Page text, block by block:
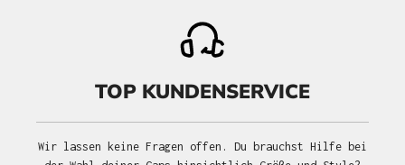
TOP KUNDENSERVICE
Wir lassen keine Fragen offen. Du brauchst Hilfe bei